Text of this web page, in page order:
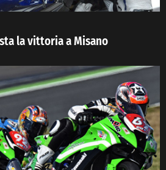
la vittoria a Misano